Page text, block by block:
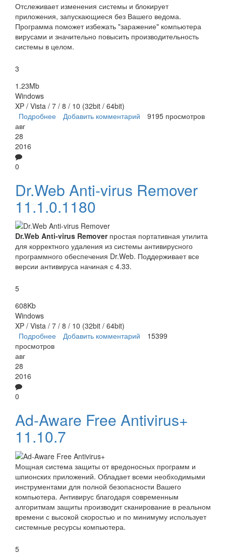
Отслеживает изменения системы и блокирует
приложения, запускающиеся без Вашего ведома.
Программа поможет избежать "заражение" компьютера
вирусами и значительно повысить производительность
системы в целом.
3
1.23Mb
Windows
XP / Vista / 7 / 8 / 10 (32bit / 64bit)
Подробнее о WinPatrol
Добавить комментарий
9195 просмотров
авг
28
2016
0
Dr.Web Anti-virus Remover
11.1.0.1180
Dr.Web Anti-virus Removerпростая портативная утилита
для корректного удаления из системы антивирусного
программного обеспечения Dr.Web. Поддерживает все
версии антивируса начиная с 4.33.
5
608Kb
Windows
XP / Vista / 7 / 8 / 10 (32bit / 64bit)
Подробнее о Dr.Web Anti-virus Remover
Добавить комментарий
15399
просмотров
авг
28
2016
0
Ad-Aware Free Antivirus+
11.10.7
Мощная система защиты от вредоносных программ и
шпионских приложений. Обладает всеми необходимыми
инструментами для полной безопасности Вашего
компьютера. Антивирус благодаря современным
алгоритмам защиты производит сканирование в реальном
времени с высокой скоростью и по минимуму использует
системные ресурсы компьютера.
5